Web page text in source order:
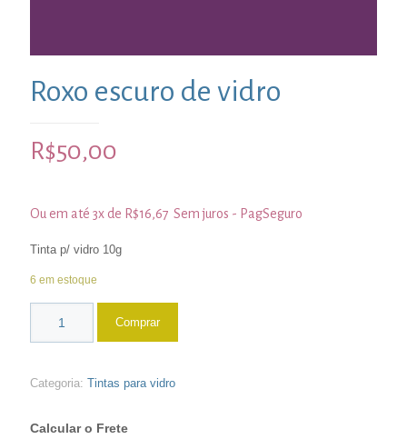
Roxo escuro de vidro
R$50,00
Ou em até 3x de R$16,67 Sem juros - PagSeguro
Tinta p/ vidro 10g
6 em estoque
Comprar
Categoria: Tintas para vidro
Calcular o Frete